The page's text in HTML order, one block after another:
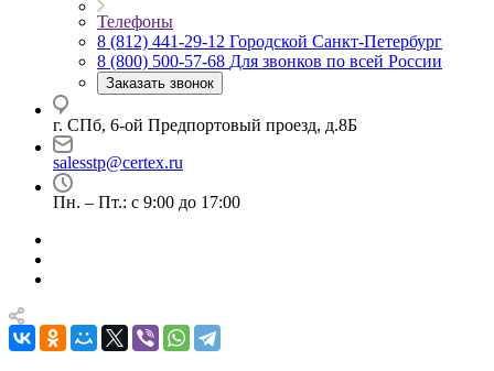
Телефоны
8 (812) 441-29-12 Городской Санкт-Петербург
8 (800) 500-57-68 Для звонков по всей России
Заказать звонок
г. СПб, 6-ой Предпортовый проезд, д.8Б
salesstp@certex.ru
Пн. – Пт.: с 9:00 до 17:00